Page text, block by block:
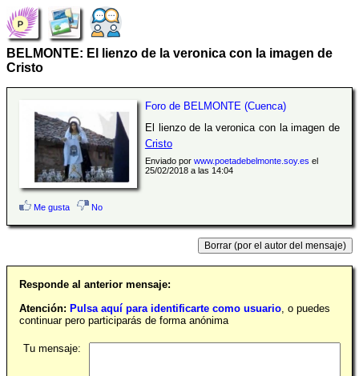
BELMONTE: El lienzo de la veronica con la imagen de
Cristo
Foro de BELMONTE (Cuenca)
El lienzo de la veronica con la imagen de
Cristo
Enviado por www.poetadebelmonte.soy.es el
25/02/2018 a las 14:04
Me gusta No
Responde al anterior mensaje:
Atención: Pulsa aquí para identificarte como usuario, o puedes
continuar pero participarás de forma anónima
Tu mensaje: